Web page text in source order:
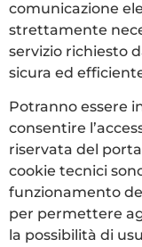
comunicazione
strettamente
servizio richiesto
sicura ed
Potranno essere
consentire
riservata del
cookie tecnici
funzionamento
per permettere
la possibilità di